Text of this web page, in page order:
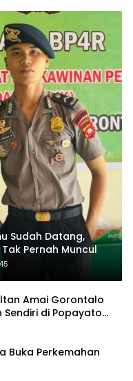
Sudah Datang,
Pernah Muncul
Amai Gorontalo
Sendiri di Popayato
Buka Perkemahan